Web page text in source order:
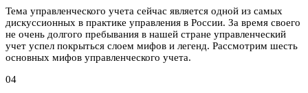
Тема управленческого учета сейчас является одной из самых
дискуссионных в практике управления в России. За время своего
не очень долгого пребывания в нашей стране управленческий
учет успел покрыться слоем мифов и легенд. Рассмотрим шесть
основных мифов управленческого учета.
04